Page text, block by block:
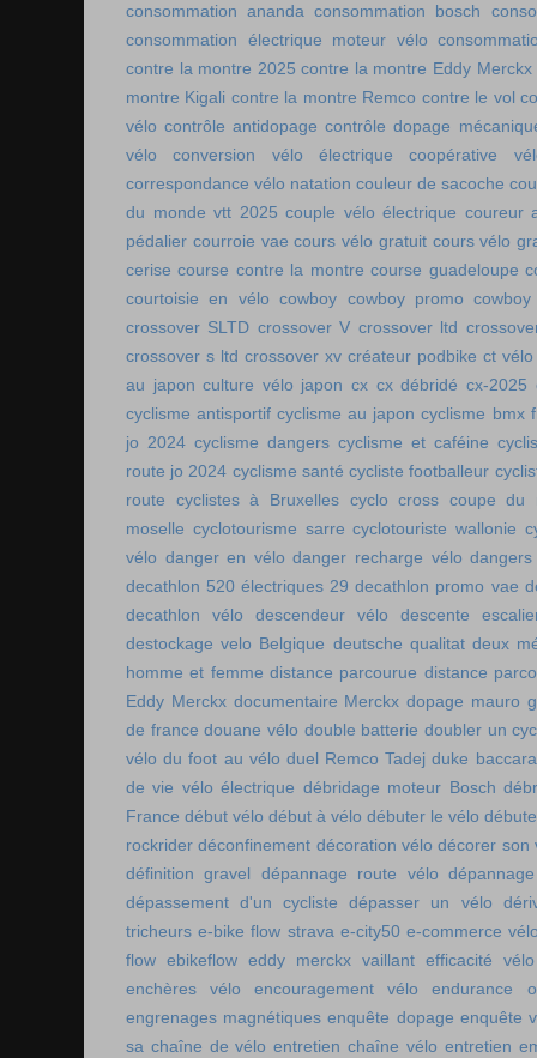
consommation ananda consommation bosch
consommation électrique moteur vélo
contre la montre 2025 contre la montre Eddy Merckx
montre Kigali contre la montre Remco contre le vol
vélo contrôle antidopage contrôle dopage
vélo
conversion vélo électrique
coopérative
correspondance vélo natation couleur de sacoche
du monde vtt 2025 couple vélo électrique coureur
pédalier courroie vae cours vélo gratuit cours vélo
cerise course contre la montre course guadeloupe
courtoisie en vélo cowboy cowboy promo
crossover SLTD crossover V crossover ltd
crossover s ltd crossover xv créateur podbike ct vélo
au japon culture vélo japon cx cx débridé cx-2025
cyclisme antisportif cyclisme au japon cyclisme bmx
jo 2024 cyclisme dangers cyclisme et caféine
route jo 2024 cyclisme santé cycliste footballeur
route
cyclistes à Bruxelles cyclo cross coupe du
moselle cyclotourisme sarre cyclotouriste wallonie
vélo danger en vélo danger recharge vélo
decathlon 520 électriques 29 decathlon promo vae
decathlon vélo
descendeur vélo
descente
destockage velo Belgique deutsche qualitat deux
homme et femme distance parcourue distance
Eddy Merckx documentaire Merckx dopage mauro
de france douane vélo double batterie doubler un
vélo du foot au vélo duel Remco Tadej duke baccara
de vie vélo électrique débridage moteur Bosch
France début vélo début à vélo débuter le vélo
rockrider déconfinement décoration vélo décorer son
définition gravel
dépannage route vélo
dépassement d'un cycliste
dépasser un vélo
tricheurs e-bike flow strava e-city50 e-commerce
flow ebikeflow eddy merckx vaillant efficacité vélo
enchères vélo
encouragement vélo
endurance
engrenages magnétiques enquête dopage enquête
sa chaîne de vélo entretien chaîne vélo entretien